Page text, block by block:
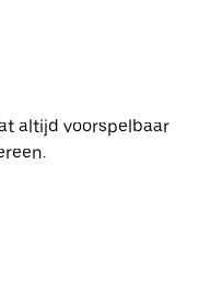
altijd voorspelbaar